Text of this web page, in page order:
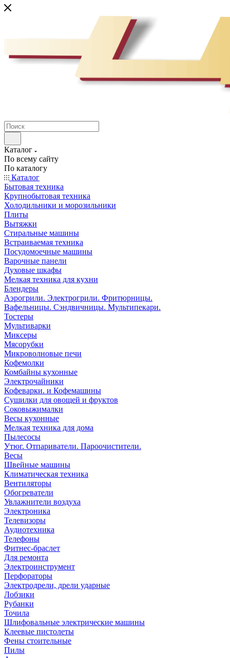
Каталог
По всему сайту
По каталогу
Каталог
Бытовая техника
Крупнобытовая техника
Холодильники и морозильники
Плиты
Вытяжки
Стиральные машины
Встраиваемая техника
Посудомоечные машины
Варочные панели
Духовые шкафы
Мелкая техника для кухни
Блендеры
Аэрогрили. Электрогрили. Фритюрницы.
Вафельницы. Сэндвичницы. Мультипекари.
Тостеры
Мультиварки
Миксеры
Мясорубки
Микроволновые печи
Кофемолки
Комбайны кухонные
Электрочайники
Кофеварки. и Кофемашины
Сушилки для овощей и фруктов
Соковыжималки
Весы кухонные
Мелкая техника для дома
Пылесосы
Утюг. Отпариватели. Пароочистители.
Весы
Швейные машины
Климатическая техника
Вентиляторы
Обогреватели
Увлажнители воздуха
Электроника
Телевизоры
Аудиотехника
Телефоны
Фитнес-браслет
Для ремонта
Электроинструмент
Перфораторы
Электродрели, дрели ударные
Лобзики
Рубанки
Точила
Шлифовальные электрические машины
Клеевые пистолеты
Фены стоительные
Пилы